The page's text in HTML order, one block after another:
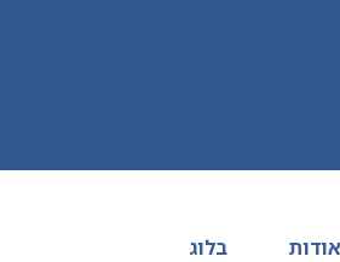
אודות בלוג